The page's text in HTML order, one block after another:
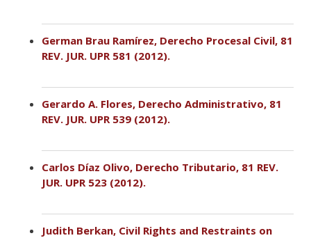
German Brau Ramírez, Derecho Procesal Civil, 81
REV. JUR. UPR 581 (2012).
Gerardo A. Flores, Derecho Administrativo, 81
REV. JUR. UPR 539 (2012).
Carlos Díaz Olivo, Derecho Tributario, 81 REV.
JUR. UPR 523 (2012).
Judith Berkan, Civil Rights and Restraints on